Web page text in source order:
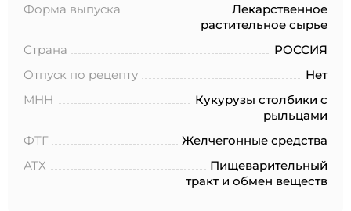
Форма выпуска
Лекарственное
растительное сырье
Страна
РОССИЯ
Отпуск по рецепту
Нет
МНН
Кукурузы столбики с
рыльцами
ФТГ
Желчегонные средства
АТХ
Пищеварительный
тракт и обмен веществ
целей, определенных в Согласии на обработку
персональных данных *